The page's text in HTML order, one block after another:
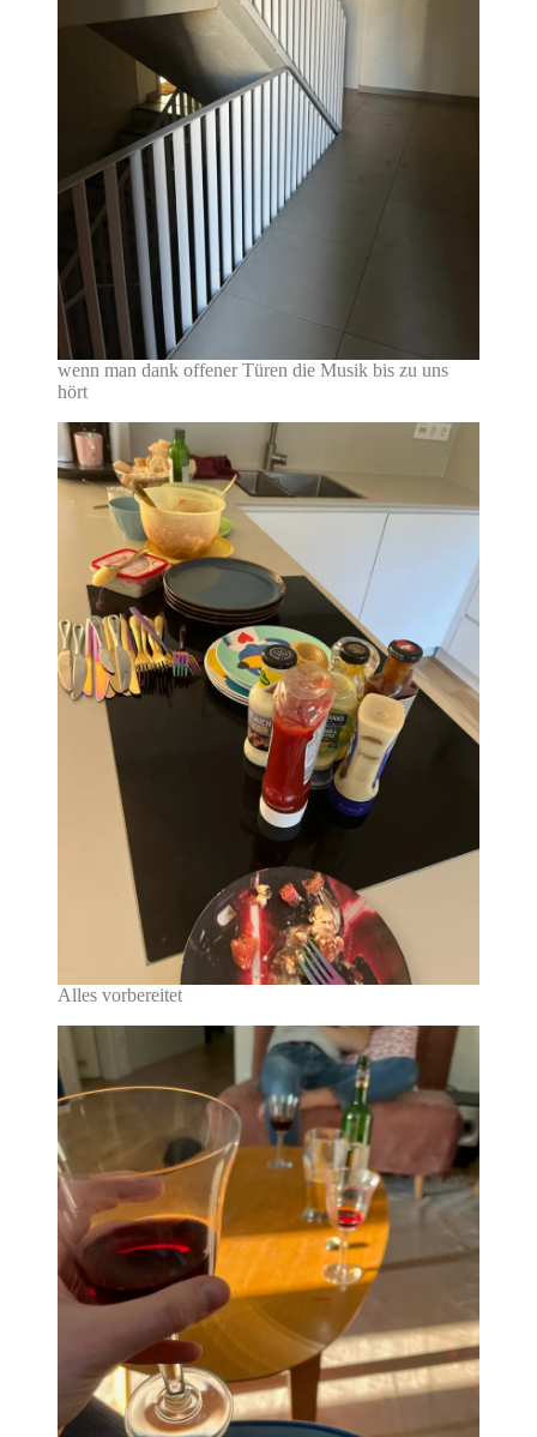
wenn man dank offener Türen die Musik bis zu uns
hört
Alles vorbereitet